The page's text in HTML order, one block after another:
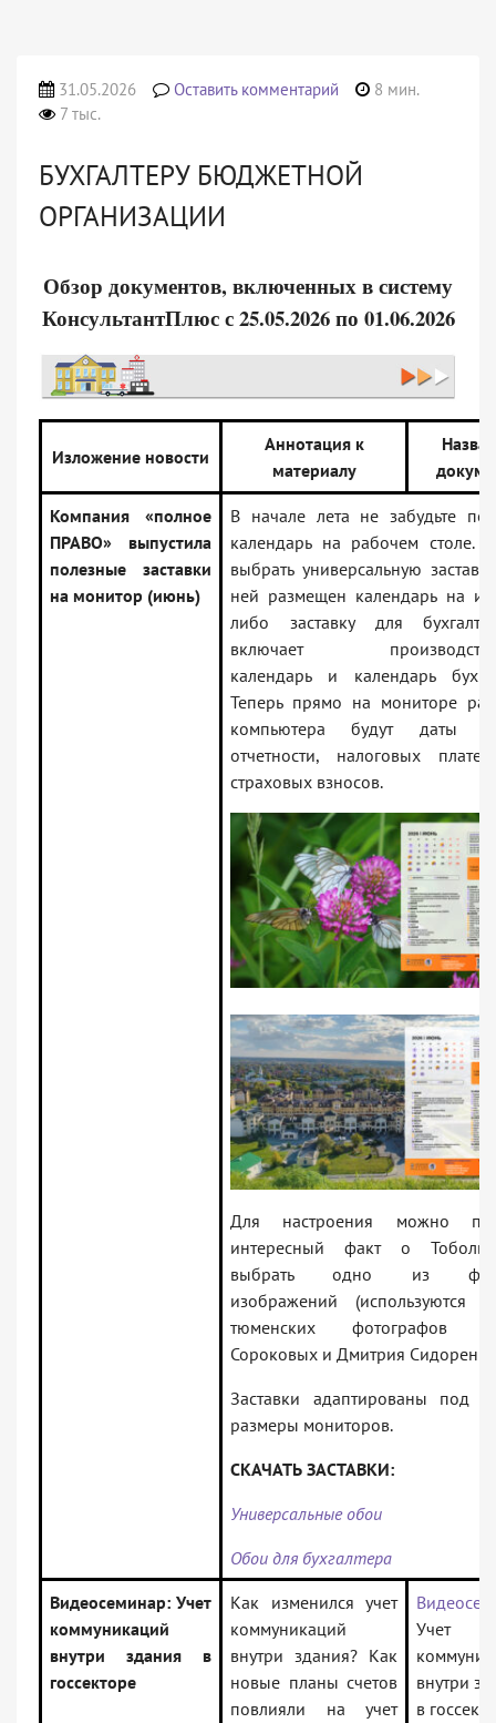
31.05.2026 Оставить комментарий
8 мин.
7 тыс.
БУХГАЛТЕРУ БЮДЖЕТНОЙ
ОРГАНИЗАЦИИ
Обзор документов, включенных в систему
КонсультантПлюс с 25.05.2026 по 01.06.2026
Изложение новости
Аннотация к
материалу
Компания «полное
ПРАВО» выпустила
полезные заставки
на монитор (июнь)
В начале лета не забудьте
календарь на рабочем столе.
выбрать универсальную
ней размещен календарь на
либо заставку для
включает
календарь и календарь
Теперь прямо на мониторе
компьютера будут даты
отчетности, налоговых
страховых взносов.
Для настроения можно
интересный факт о
выбрать одно из
изображений (используются
тюменских фотографов
Сороковых и Дмитрия
Заставки адаптированы под
размеры мониторов.
СКАЧАТЬ ЗАСТАВКИ:
Универсальные обои
Обои для бухгалтера
Видеосеминар: Учет
коммуникаций
внутри здания в
госсекторе
Как изменился учет
коммуникаций
внутри здания? Как
новые планы счетов
повлияли на учет
Учет
внутри
в